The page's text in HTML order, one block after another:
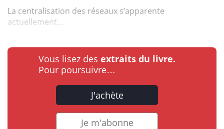
La centralisation des réseaux s’apparente
actuellement...
Vous lisez des extraits du livre.
Pour poursuivre…
J'achète
Je m'abonne